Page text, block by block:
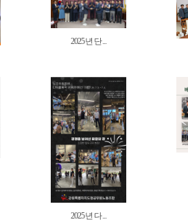
2025년 단...
2025년 다...